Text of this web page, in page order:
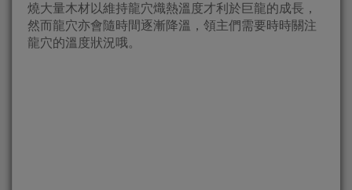
燒大量木材以維持龍穴熾熱溫度才利於巨龍的成長，
然而龍穴亦會隨時間逐漸降溫，領主們需要時時關注
龍穴的溫度狀況哦。